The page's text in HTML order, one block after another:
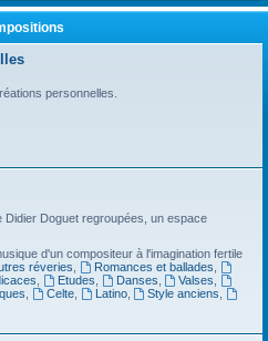
personnelles.
Didier Doguet regroupées, un espace
d'un compositeur à l'imagination fertile
réveries Romances et ballades
Etudes Danses Valses
Celte, Latino, Style anciens